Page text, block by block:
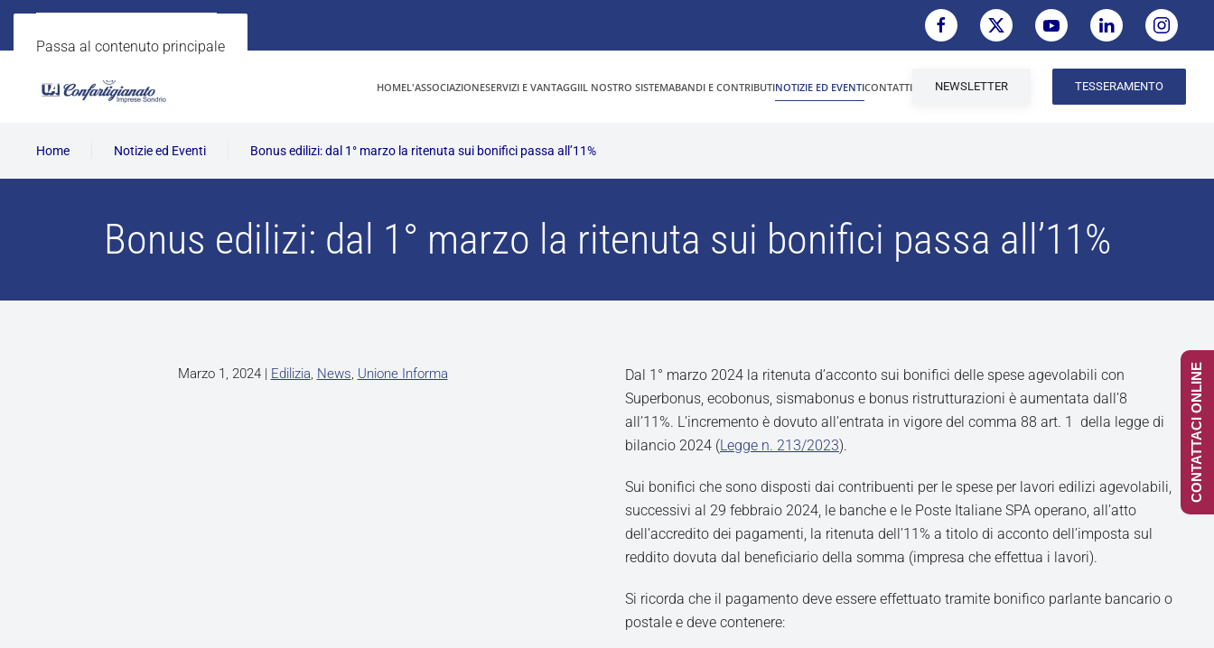
Passa al contenuto principale
HOMEL'ASSOCIAZIONESERVIZI E VANTAGGIIL NOSTRO SISTEMABANDI E CONTRIBUTINOTIZIE ED EVENTICONTATTI NEWSLETTER TESSERAMENTO
Home Notizie ed Eventi Bonus edilizi: dal 1° marzo la ritenuta sui bonifici passa all’11%
Bonus edilizi: dal 1° marzo la ritenuta sui bonifici passa all’11%
Marzo 1, 2024| Edilizia, News, Unione Informa
Dal 1° marzo 2024 la ritenuta d’acconto sui bonifici delle spese agevolabili con
Superbonus, ecobonus, sismabonus e bonus ristrutturazioni è aumentata dall’8
all’11%. L’incremento è dovuto all’entrata in vigore del comma 88 art. 1 della legge di
bilancio 2024 (Legge n. 213/2023).
Sui bonifici che sono disposti dai contribuenti per le spese per lavori edilizi agevolabili,
successivi al 29 febbraio 2024, le banche e le Poste Italiane SPA operano, all’atto
dell’accredito dei pagamenti, la ritenuta dell’11% a titolo di acconto dell’imposta sul
reddito dovuta dal beneficiario della somma (impresa che effettua i lavori).
Si ricorda che il pagamento deve essere effettuato tramite bonifico parlante bancario o
postale e deve contenere:
CONTATTACI ONLINE